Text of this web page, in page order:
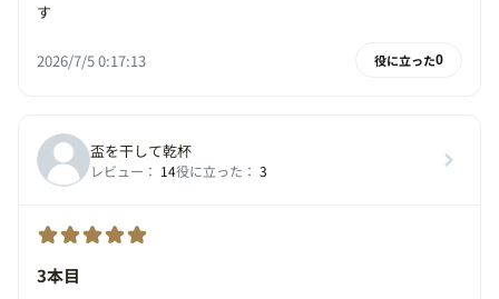
す
2026/7/5 0:17:13 役に立った0
盃を干して乾杯
レビュー： 14役に立った： 3
3本目